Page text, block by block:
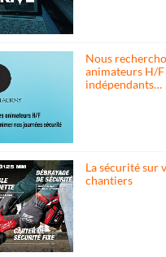
Nous
animateurs H/F
indépendants…
La sécurité sur
chantiers